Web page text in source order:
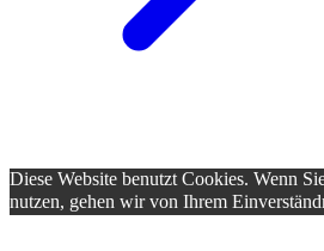
Diese Website benutzt Cookies. Wenn
nutzen, gehen wir von Ihrem